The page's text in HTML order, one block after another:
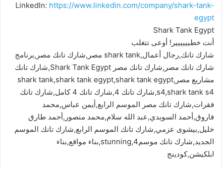
LinkedIn: https://www.linkedin.com/company/shark-tank-
egypt
Shark Tank Egypt
أنت خطيييييير! أوعى تتغلب
شارك تانك,رجال أعمال,shark tank مصر,شارك تانك مصر,برنامج
شارك تانك مصر,شارك تانك مصر Shark Tank Egypt,شارك تانك
مشاريع مصر,shark tank,shark tank egypt,shark tank egypt
s4,shark tank s4,شارك تانك 4,شارك تانك 4 كامل,شارك تانك
فقرات,شارك تانك مصر الموسم الرابع,أيمن عباس,محمد
فاروق,أحمد السويدي,عبد الله سلام,محمد منصور,أحمد طارق
خليل,بيشوى عزمي,شارك تانك الموسم الرابع,شارك تانك الموسم
الجديد,شارك تانك موسم4,stunning,بناء مواقع,بناء
ابلكيشن,كودينج